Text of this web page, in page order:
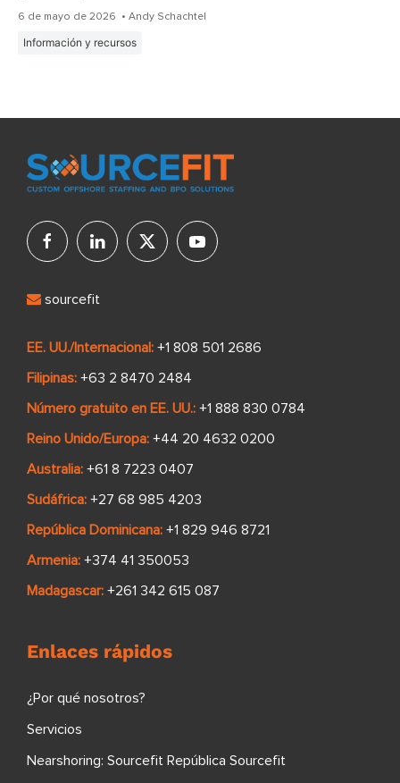
6 de mayo de 2026 • Andy Schachtel
Información y recursos
sourcefit
EE. UU./Internacional: +1 808 501 2686
Filipinas: +63 2 8470 2484
Número gratuito en EE. UU.: +1 888 830 0784
Reino Unido/Europa: +44 20 4632 0200
Australia: +61 8 7223 0407
Sudáfrica: +27 68 985 4203
República Dominicana: +1 829 946 8721
Armenia: +374 41 350053
Madagascar: +261 342 615 087
Enlaces rápidos
¿Por qué nosotros?
Servicios
Nearshoring: Sourcefit República Sourcefit